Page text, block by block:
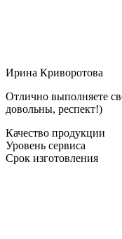
Ирина Криворотова
Отлично выполняете
довольны, респект!)
Качество продукции
Уровень сервиса
Срок изготовления